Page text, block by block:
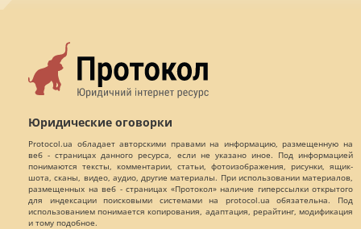
Юридические оговорки
Protocol.ua обладает авторскими правами на информацию, размещенную на
веб - страницах данного ресурса, если не указано иное. Под информацией
понимаются тексты, комментарии, статьи, фотоизображения, рисунки, ящик-
шота, сканы, видео, аудио, другие материалы. При использовании материалов,
размещенных на веб - страницах «Протокол» наличие гиперссылки открытого
для индексации поисковыми системами на protocol.ua обязательна. Под
использованием понимается копирования, адаптация, рерайтинг, модификация
и тому подобное.